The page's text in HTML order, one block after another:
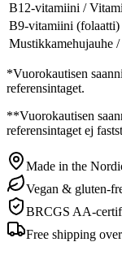
B12-vitamiini /
B9-vitamiini
Mustikkamehujauhe
*Vuorokautisen
referensintaget.
**Vuorokautisen
referensintaget ej
Made in the
Vegan & gluten-
BRCGS AA-
Free shipping